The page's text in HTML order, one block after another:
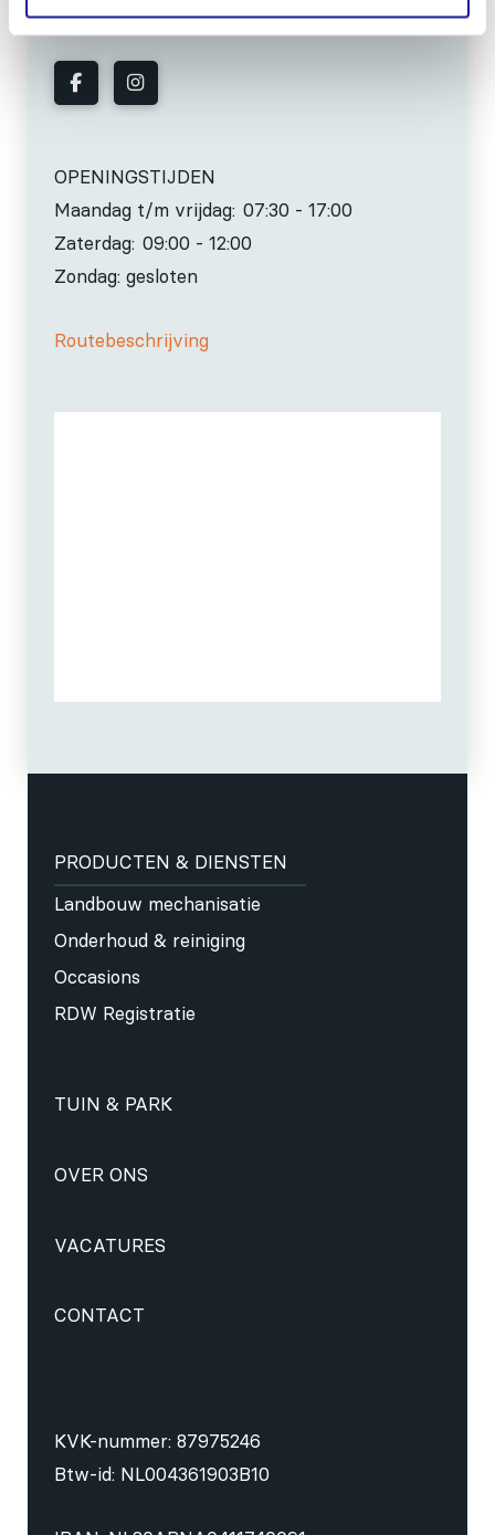
Bij storing:06-83139573
OPENINGSTIJDEN
Maandag t/m vrijdag: 07:30 - 17:00
Zaterdag: 09:00 - 12:00
Zondag: gesloten
Routebeschrijving
PRODUCTEN & DIENSTEN
Landbouw mechanisatie
Onderhoud & reiniging
Occasions
RDW Registratie
TUIN & PARK
OVER ONS
VACATURES
CONTACT
KVK-nummer: 87975246
Btw-id: NL004361903B10